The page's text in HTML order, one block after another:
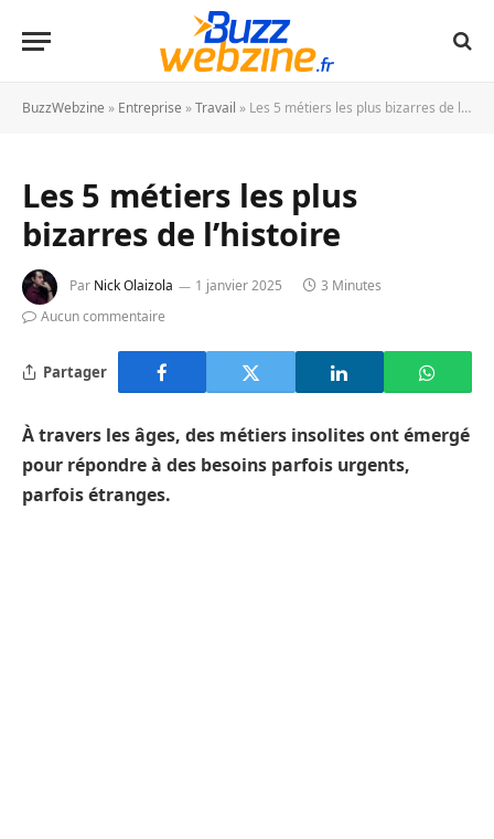
BuzzWebzine » Entreprise »Travail » Les 5 métiers les plus bizarres de l’histoire
Les 5 métiers les plus
bizarres de l’histoire
Par Nick Olaizola 1 janvier 2025
3 Minutes
Aucun commentaire
Partager
À travers les âges, des métiers insolites ont émergé
pour répondre à des besoins parfois urgents,
parfois étranges.